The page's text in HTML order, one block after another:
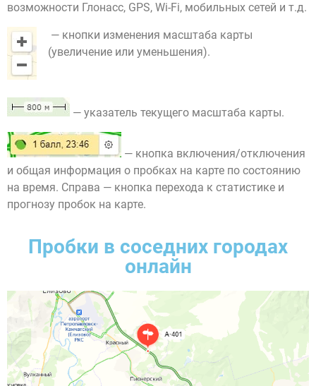
возможности Глонасс, GPS, Wi-Fi, мобильных сетей и т.д.
— кнопки изменения масштаба карты
(увеличение или уменьшения).
— указатель текущего масштаба карты.
— кнопка включения/отключения
и общая информация о пробках на карте по состоянию
на время. Справа — кнопка перехода к статистике и
прогнозу пробок на карте.
Пробки в соседних городах
онлайн